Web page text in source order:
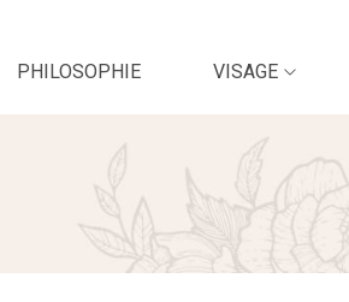
PHILOSOPHIE VISAGE